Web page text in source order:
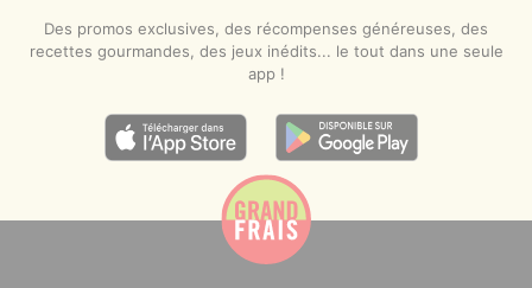
Des promos exclusives, des récompenses généreuses, des
recettes gourmandes, des jeux inédits... le tout dans une seule
app !